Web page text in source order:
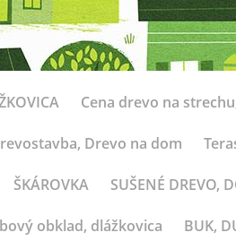
Cena drevo na
Drevo na dom
ŠKÁROVKA SUŠENÉ DREVO,
obklad, dlážkovica BUK,